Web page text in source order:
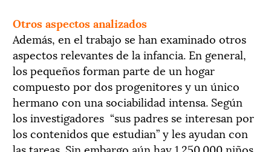
Otros aspectos analizados
Además, en el trabajo se han examinado otros
aspectos relevantes de la infancia. En general,
los pequeños forman parte de un hogar
compuesto por dos progenitores y un único
hermano con una sociabilidad intensa. Según
los investigadores “sus padres se interesan por
los contenidos que estudian” y les ayudan con
las tareas. Sin embargo aún hay 1.250.000 niños